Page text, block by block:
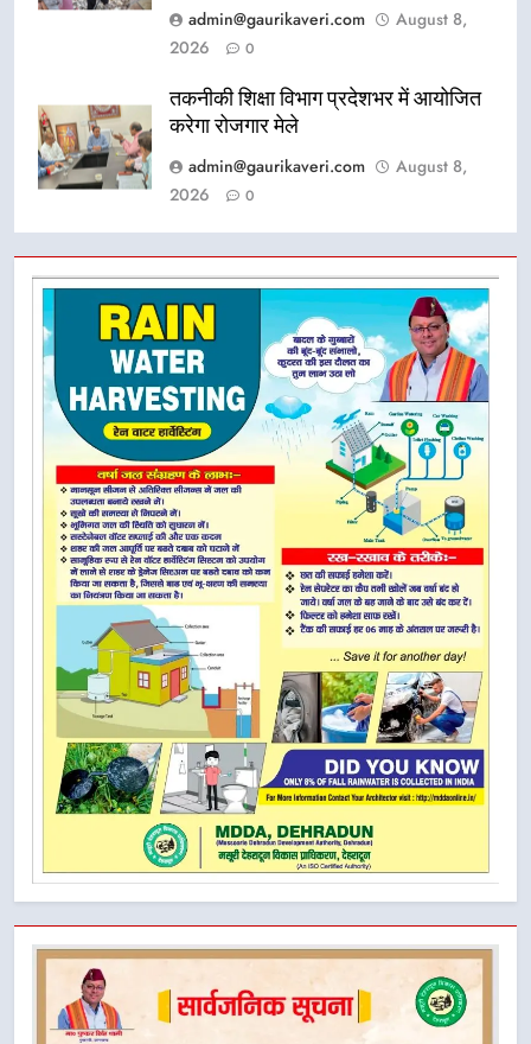
admin@gaurikaveri.com
August 8,
2026
0
तकनीकी शिक्षा विभाग प्रदेशभर में आयोजित
करेगा रोजगार मेले
admin@gaurikaveri.com
August 8,
2026
0